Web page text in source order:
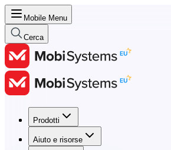
Mobile Menu
Cerca
Prodotti
Aiuto e risorse
Prodotti
Aiuto e risorse